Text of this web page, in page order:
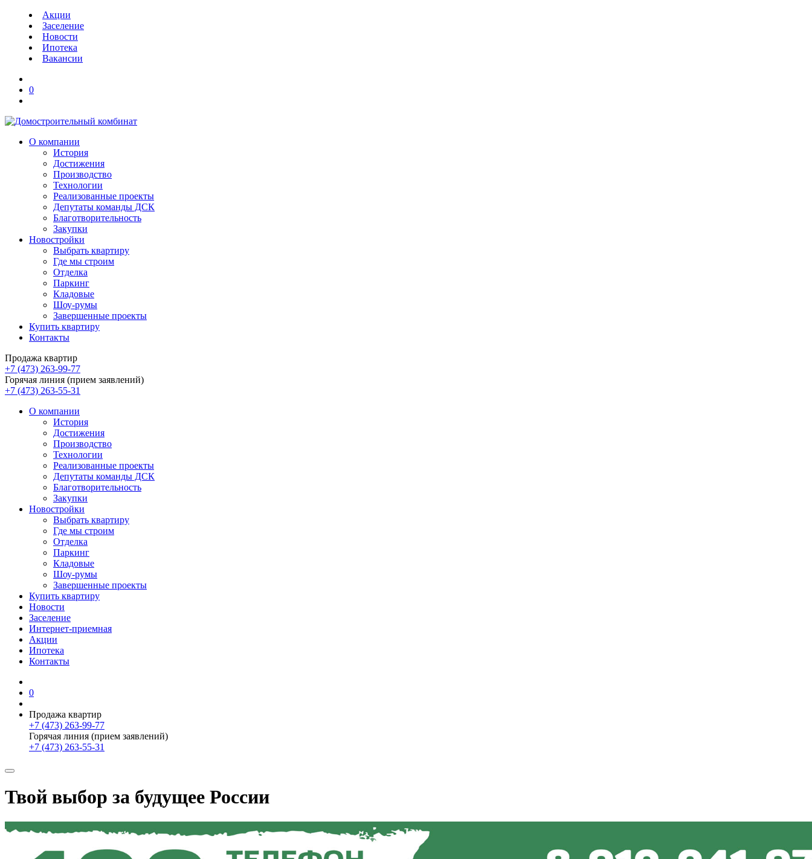
Акции
Заселение
Новости
Ипотека
Вакансии
0
О компании
История
Достижения
Производство
Технологии
Реализованные проекты
Депутаты команды ДСК
Благотворительность
Закупки
Новостройки
Выбрать квартиру
Где мы строим
Отделка
Паркинг
Кладовые
Шоу-румы
Завершенные проекты
Купить квартиру
Контакты
Продажа квартир
+7 (473) 263-99-77
Горячая линия (прием заявлений)
+7 (473) 263-55-31
О компании
История
Достижения
Производство
Технологии
Реализованные проекты
Депутаты команды ДСК
Благотворительность
Закупки
Новостройки
Выбрать квартиру
Где мы строим
Отделка
Паркинг
Кладовые
Шоу-румы
Завершенные проекты
Купить квартиру
Новости
Заселение
Интернет-приемная
Акции
Ипотека
Контакты
0
Продажа квартир
+7 (473) 263-99-77
Горячая линия (прием заявлений)
+7 (473) 263-55-31
Твой выбор за будущее России